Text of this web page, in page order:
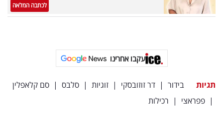
לכתבה המלאה
עקבו אחרינו
תגיות בידור | דר זוזובסקי | זוגיות | סלבס | סם קלאפלין
| פפראצי | רכילות